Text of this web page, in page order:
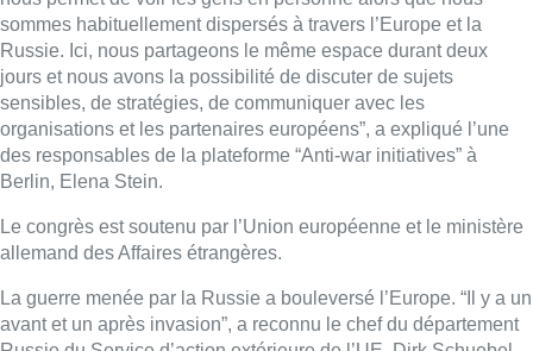
sommes habituellement dispersés à travers l’Europe et la
Russie. Ici, nous partageons le même espace durant deux
jours et nous avons la possibilité de discuter de sujets
sensibles, de stratégies, de communiquer avec les
organisations et les partenaires européens”, a expliqué l’une
des responsables de la plateforme “Anti-war initiatives” à
Berlin, Elena Stein.
Le congrès est soutenu par l’Union européenne et le ministère
allemand des Affaires étrangères.
La guerre menée par la Russie a bouleversé l’Europe. “Il y a un
avant et un après invasion”, a reconnu le chef du département